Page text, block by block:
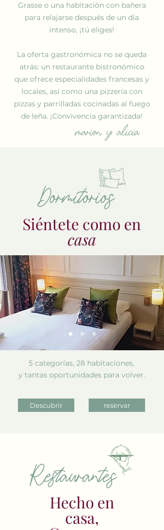
Grasse o una habitación con bañera
para relajarse después de un día
intenso, ¡tú eliges!
La oferta gastronómica no se queda
atrás: un restaurante bistronómico
que ofrece especialidades francesas y
locales, así como una pizzería con
pizzas y parrilladas cocinadas al fuego
de leña. ¡Convivencia garantizada!
marion y alicia
Dormitorios
Siéntete como en
casa
5 categorías, 28 habitaciones,
y tantas oportunidades para volver.
Descubrir reservar
Hecho en
casa,
Restaurantes